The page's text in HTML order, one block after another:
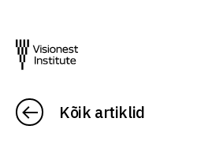
Kõik artiklid